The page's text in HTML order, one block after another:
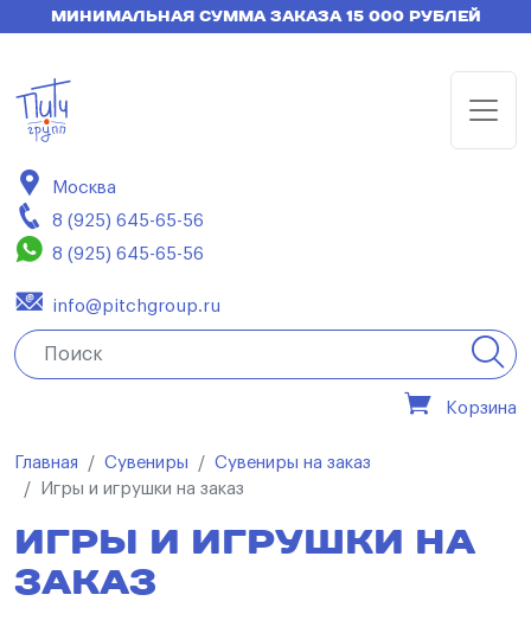
МИНИМАЛЬНАЯ СУММА ЗАКАЗА 15 000 РУБЛЕЙ
Москва
8 (925) 645-65-56
8 (925) 645-65-56
info@pitchgroup.ru
Корзина
Главная Сувениры
Сувениры на заказ
Игры и игрушки на заказ
ИГРЫ И ИГРУШКИ НА
ЗАКАЗ